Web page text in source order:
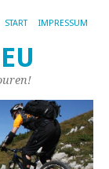
START IMPRESSUM